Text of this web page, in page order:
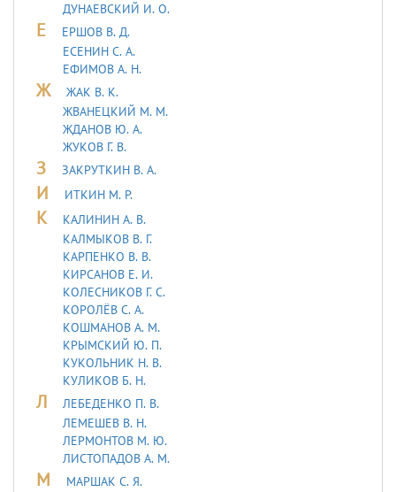
ДУHАЕВСКИЙ И. О.
Е
ЕРШОВ В. Д.
ЕСЕНИН С. А.
ЕФИМОВ А. Н.
Ж
ЖАК В. К.
ЖВАНЕЦКИЙ М. М.
ЖДАНОВ Ю. А.
ЖУКОВ Г. В.
З ЗАКРУТКИН В. А.
И ИТКИН М. Р.
К
КАЛИНИН А. В.
КАЛМЫКОВ В. Г.
КАРПЕНКО В. В.
КИРСАНОВ Е. И.
КОЛЕСНИКОВ Г. С.
КОРОЛЁВ С. А.
КОШМАНОВ А. М.
КРЫМСКИЙ Ю. П.
КУКОЛЬНИК H. В.
КУЛИКОВ Б. Н.
Л
ЛЕБЕДЕHКО П. В.
ЛЕМЕШЕВ В. Н.
ЛЕРМОHТОВ М. Ю.
ЛИСТОПАДОВ А. М.
М
МАРШАК С. Я.